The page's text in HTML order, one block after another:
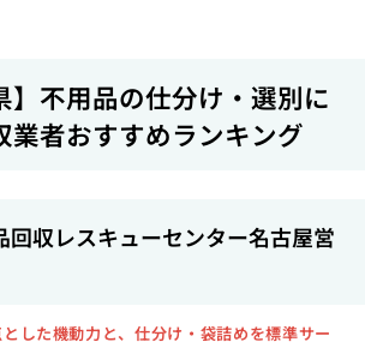
】不用品の仕分け・選別に
業者おすすめランキング
回収レスキューセンター名古屋営
した機動力と、仕分け・袋詰めを標準サー